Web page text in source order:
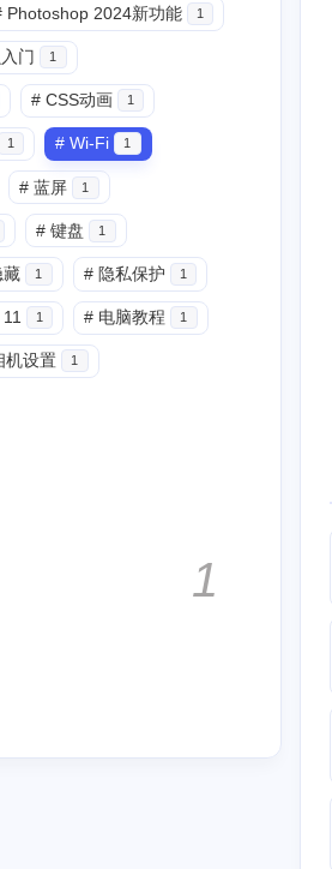
领域
VR5 PDF工具
办公软件6 区块链
安全防护3 实时协作
数据可视化11 数据结构
编程语言10 脑机接口7
跨平台4
Photoshop 2024新功能 1
门 1
# CSS动画 1
1 # Wi-Fi 1
# 蓝屏 1
# 键盘 1
藏 1 # 隐私保护 1
1 # 电脑教程 1
机设置 1
1